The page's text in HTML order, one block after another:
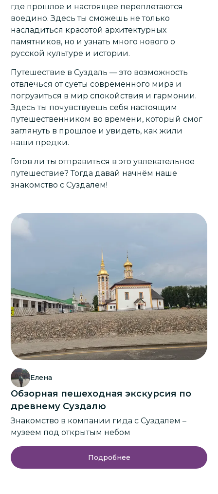
где прошлое и настоящее переплетаются
воедино. Здесь ты сможешь не только
насладиться красотой архитектурных
памятников, но и узнать много нового о
русской культуре и истории.
Путешествие в Суздаль — это возможность
отвлечься от суеты современного мира и
погрузиться в мир спокойствия и гармонии.
Здесь ты почувствуешь себя настоящим
путешественником во времени, который смог
заглянуть в прошлое и увидеть, как жили
наши предки.
Готов ли ты отправиться в это увлекательное
путешествие? Тогда давай начнём наше
знакомство с Суздалем!
Елена
Обзорная пешеходная экскурсия по
древнему Суздалю
Знакомство в компании гида с Суздалем –
музеем под открытым небом
Подробнее